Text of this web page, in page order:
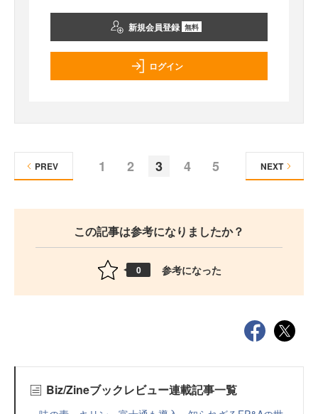
新規会員登録 無料
ログイン
1 2 3 4 5
PREV NEXT
この記事は参考になりましたか？
0 参考になった
Biz/Zineブックレビュー連載記事一覧